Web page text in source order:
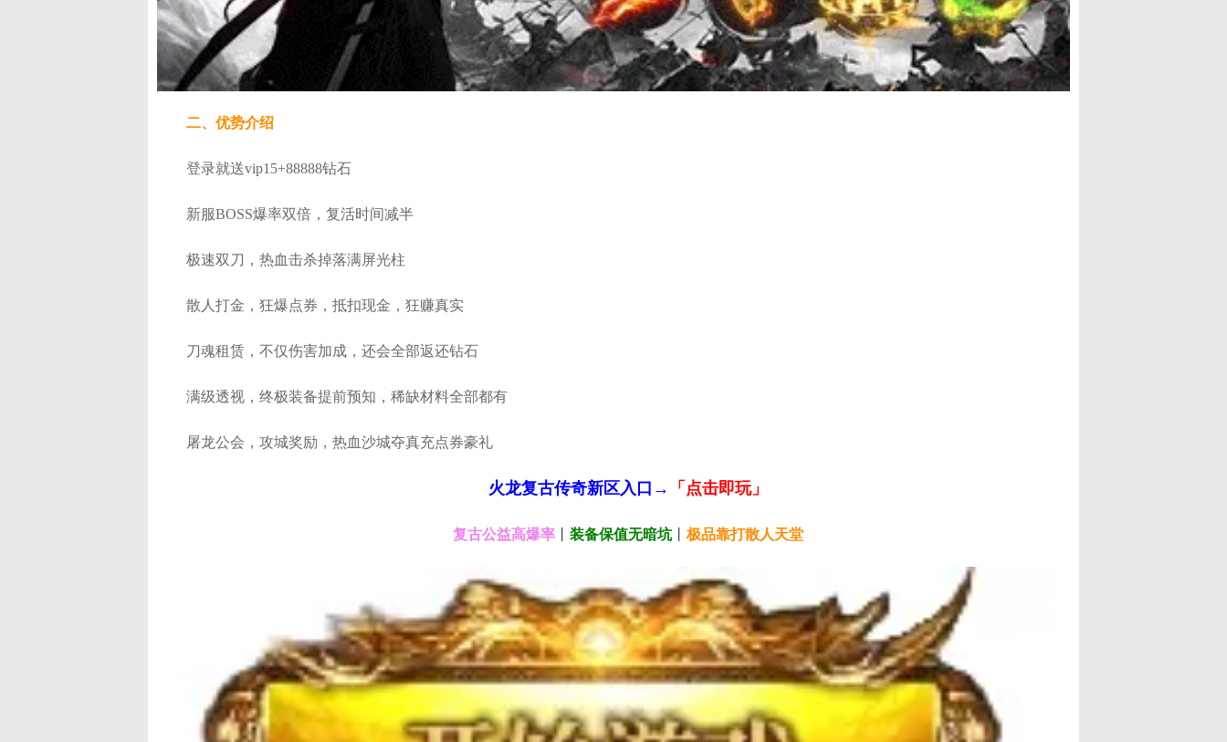
二、优势介绍
登录就送vip15+88888钻石
新服BOSS爆率双倍，复活时间减半
极速双刀，热血击杀掉落满屏光柱
散人打金，狂爆点券，抵扣现金，狂赚真实
刀魂租赁，不仅伤害加成，还会全部返还钻石
满级透视，终极装备提前预知，稀缺材料全部都有
屠龙公会，攻城奖励，热血沙城夺真充点券豪礼
火龙复古传奇新区入口 → 「点击即玩」
复古公益高爆率 装备保值无暗坑丨 极品靠打散人天堂